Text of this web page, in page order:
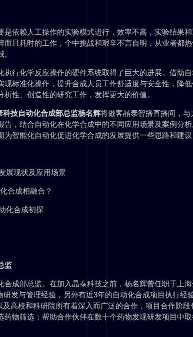
是依赖人工操作的实验模式进行，效率不高，实验结果
而且耗时的工作，个中挑战和艰辛不言自明，从业者都
执行化学反应操作的硬件系统取得了巨大的进展。借助
现标准化操作，提升合成人员工作舒适度与安全性，降
析性、创造性的研究工作，发挥更大的价值。
科技自动化合成部总监杨名辉将做客晶泰智播直播间，与
告，结合自动化在化学合成中的不同应用场景及案例分
为智能化自动化促进化学合成的发展提供一些思路和建议
展现状及应用场景
合成相融合？
化合成初探
监
合成部总监。在加入晶泰科技之前，杨名辉曾任职于上
研发与管理经验，另外有近3年的自动化合成项目执行经
及高校和科研院所有着深入而广泛的合作，项目合作阶
药物筛选；帮助合作伙伴在数十个药物发现研发项目中